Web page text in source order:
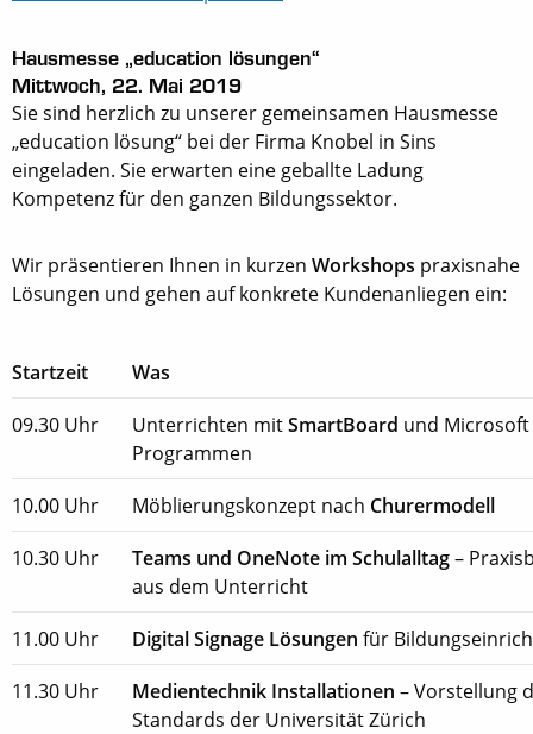
Hausmesse „education lösungen“
Mittwoch, 22. Mai 2019
Sie sind herzlich zu unserer gemeinsamen Hausmesse
„education lösung“ bei der Firma Knobel in Sins
eingeladen. Sie erwarten eine geballte Ladung
Kompetenz für den ganzen Bildungssektor.
Wir präsentieren Ihnen in kurzen Workshops praxisnahe
Lösungen und gehen auf konkrete Kundenanliegen ein:
Startzeit
Was
09.30 Uhr
Unterrichten mitSmartBoard und Microsoft
Programmen
10.00 Uhr
Möblierungskonzept nach Churermodell
10.30 Uhr
Teams und OneNote im Schulalltag–
aus dem Unterricht
11.00 Uhr
Digital Signage Lösungen für
11.30 Uhr
Medientechnik Installationen – Vorstellung
Standards der Universität Zürich